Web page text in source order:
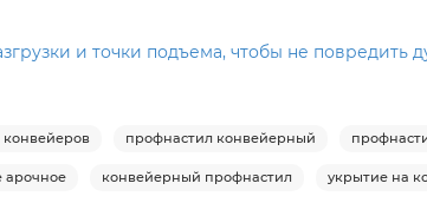
и точки подъема, чтобы не повредить
конвейеров профнастил конвейерный
арочное конвейерный профнастил укрытие на